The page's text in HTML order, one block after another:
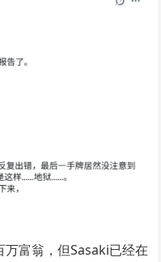
富翁，但Sasaki已经在